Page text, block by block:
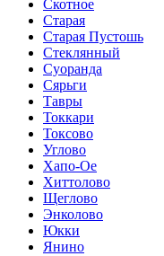
Скотное
Старая
Старая Пустошь
Стеклянный
Суоранда
Сярьги
Тавры
Токкари
Токсово
Углово
Хапо-Ое
Хиттолово
Щеглово
Энколово
Юкки
Янино